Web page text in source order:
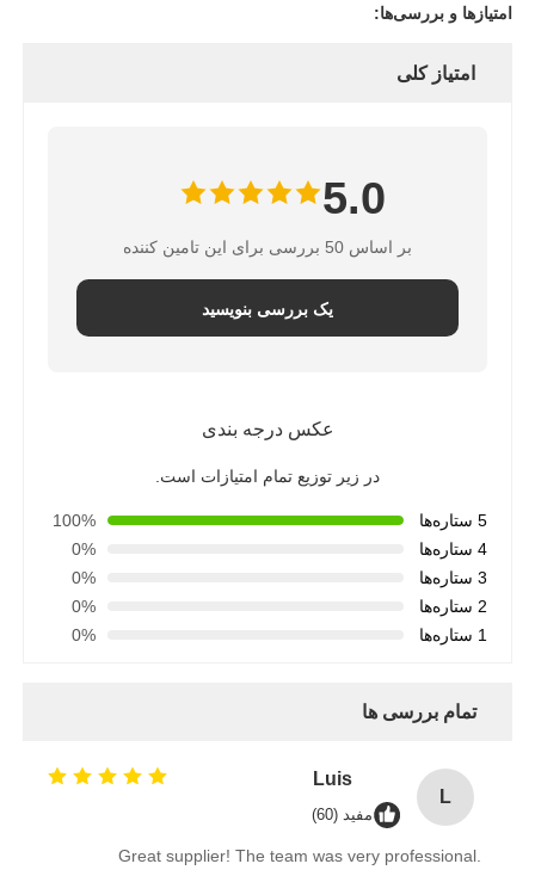
امتیازها و بررسی‌ها:
امتیاز کلی
5.0
بر اساس 50 بررسی برای این تامین کننده
یک بررسی بنویسید
عکس درجه بندی
در زیر توزیع تمام امتیازات است.
5 ستاره‌ها
100%
4 ستاره‌ها
0%
3 ستاره‌ها
0%
2 ستاره‌ها
0%
1 ستاره‌ها
0%
تمام بررسی ها
L
Luis
مفید (60)
Great supplier! The team was very professional.